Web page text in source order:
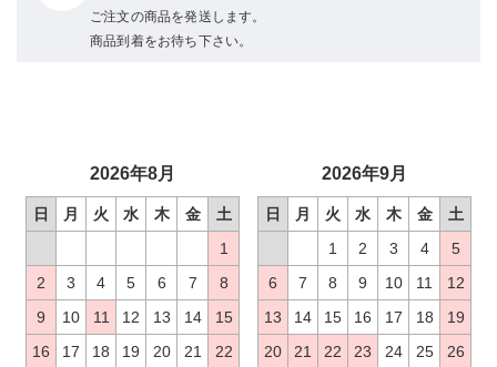
ご注文の商品を発送します。
商品到着をお待ち下さい。
2026年8月
日 月 火 水 木 金
土
1
2
3 4 5 6 7
8
9
10 11 12 13 14
15
16
17 18 19 20 21
22
2026年9月
日 月 火 水 木 金
土
1
2 3 4
5
6
7 8 9 10 11
12
13
14 15 16 17 18
19
20
21 22 23 24 25
26